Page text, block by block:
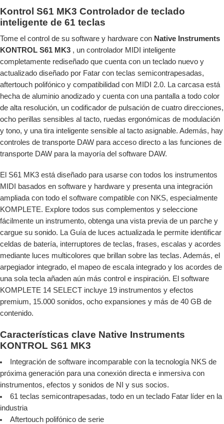
Kontrol S61 MK3 Controlador de teclado
inteligente de 61 teclas
Tome el control de su software y hardware con Native Instruments
KONTROL S61 MK3 , un controlador MIDI inteligente
completamente rediseñado que cuenta con un teclado nuevo y
actualizado diseñado por Fatar con teclas semicontrapesadas,
aftertouch polifónico y compatibilidad con MIDI 2.0. La carcasa está
hecha de aluminio anodizado y cuenta con una pantalla a todo color
de alta resolución, un codificador de pulsación de cuatro direcciones,
ocho perillas sensibles al tacto, ruedas ergonómicas de modulación
y tono, y una tira inteligente sensible al tacto asignable. Además, hay
controles de transporte DAW para acceso directo a las funciones de
transporte DAW para la mayoría del software DAW.
El S61 MK3 está diseñado para usarse con todos los instrumentos
MIDI basados ​​en software y hardware y presenta una integración
ampliada con todo el software compatible con NKS, especialmente
KOMPLETE. Explore todos sus complementos y seleccione
fácilmente un instrumento, obtenga una vista previa de un parche y
cargue su sonido. La Guía de luces actualizada le permite identificar
celdas de batería, interruptores de teclas, frases, escalas y acordes
mediante luces multicolores que brillan sobre las teclas. Además, el
arpegiador integrado, el mapeo de escala integrado y los acordes de
una sola tecla añaden aún más control e inspiración. El software
KOMPLETE 14 SELECT incluye 19 instrumentos y efectos
premium, 15.000 sonidos, ocho expansiones y más de 40 GB de
contenido.
Características clave Native Instruments
KONTROL S61 MK3
Integración de software incomparable con la tecnología NKS de
próxima generación para una conexión directa e inmersiva con
instrumentos, efectos y sonidos de NI y sus socios.
61 teclas semicontrapesadas, todo en un teclado Fatar líder en la
industria
Aftertouch polifónico de serie